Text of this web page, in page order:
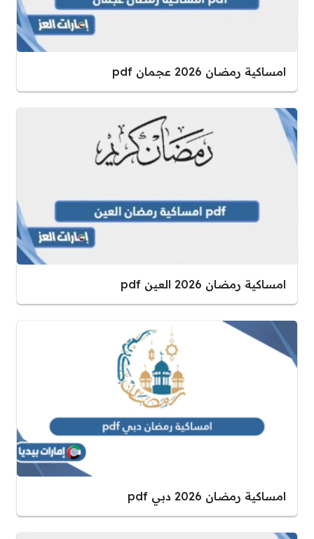
امساكية رمضان 2026 عجمان pdf
امساكية رمضان 2026 العين pdf
امساكية رمضان 2026 دبي pdf